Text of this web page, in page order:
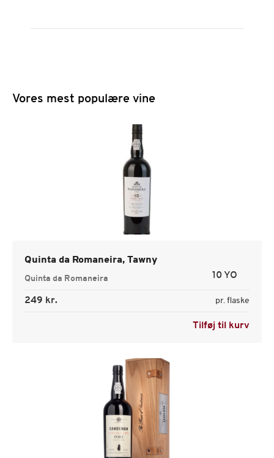
Vores mest populære vine
Quinta da Romaneira, Tawny
Quinta da Romaneira 10 YO
249 kr. pr. flaske
Tilføj til kurv